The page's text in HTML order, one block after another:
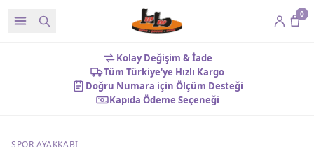
0
Kolay Değişim & İade
Tüm Türkiye'ye Hızlı Kargo
Doğru Numara için Ölçüm Desteği
Kapıda Ödeme Seçeneği
SPOR AYAKKABI